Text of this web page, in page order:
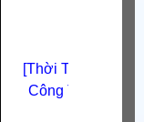
[Thời Trang Bậc
Công Tước